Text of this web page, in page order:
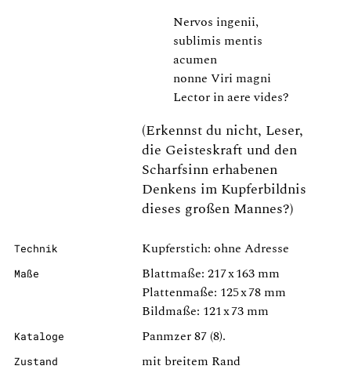
Nervos ingenii,
sublimis mentis
acumen
nonne Viri magni
Lector in aere vides?
(Erkennst du nicht, Leser,
die Geisteskraft und den
Scharfsinn erhabenen
Denkens im Kupferbildnis
dieses großen Mannes?)
Technik Kupferstich: ohne Adresse
Maße
Blattmaße: 217 x 163 mm
Plattenmaße: 125 x 78 mm
Bildmaße: 121 x 73 mm
Kataloge Panmzer 87 (8).
Zustand mit breitem Rand